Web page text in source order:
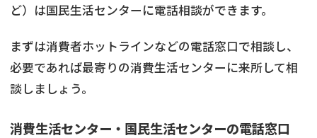
ど）は国民生活センターに電話相談ができます。
まずは消費者ホットラインなどの電話窓口で相談し、
必要であれば最寄りの消費生活センターに来所して相
談しましょう。
消費生活センター・国民生活センターの電話窓口